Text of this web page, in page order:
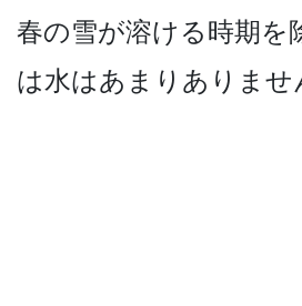
春の雪が溶ける時期を
は水はあ­まりありませ